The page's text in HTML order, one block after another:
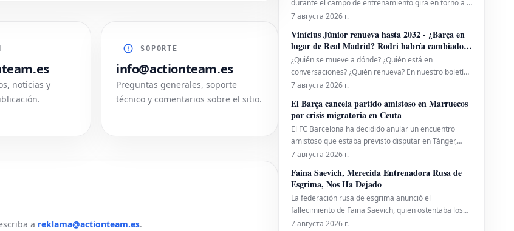
noticias y
SOPORTE
info@actionteam.es
Preguntas generales, soporte
técnico y comentarios sobre el sitio.
a reklama@actionteam.es.
durante el campo de entrenamiento gira en torno a si
Aaron Donald saldrá de su retiro para unirse al
regreso, y las especulaciones sobre su participación
en la Semana 1 ya están circulando.
7 августа 2026 г.
Vinícius Júnior renueva hasta 2032 - ¿Barça en
lugar de Real Madrid? Rodri habría cambiado
de opinión
¿Quién se mueve a dónde? ¿Quién está en
conversaciones? ¿Quién renueva? En nuestro boletín
de transferencias, te mantenemos al día.
7 августа 2026 г.
El Barça cancela partido amistoso en Marruecos
por crisis migratoria en Ceuta
El FC Barcelona ha decidido anular un encuentro
amistoso que estaba previsto disputar en Tánger,
Marruecos, el próximo 15 de agosto. El rival para
cancelación se produce como consecuencia de la
actual crisis migratoria y los lamentables
acontecimiento
7 августа 2026 г.
Faina Saevich, Merecida Entrenadora Rusa de
Esgrima, Nos Ha Dejado
La federación rusa de esgrima anunció el
fallecimiento de Faina Saevich, quien ostentaba los
títulos de Merecida Entrenadora de Rusia y Merecida
7 августа 2026 г.